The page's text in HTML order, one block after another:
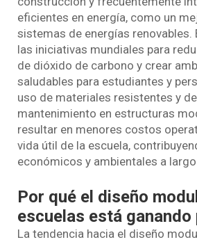
eficientes en energía, como un
sistemas de energías renovables.
las iniciativas mundiales para
de dióxido de carbono y crear
saludables para estudiantes y
uso de materiales resistentes y
mantenimiento en estructuras
resultar en menores costos
vida útil de la escuela,
económicos y ambientales a
Por qué el diseño
escuelas está ganando
La tendencia hacia el diseño